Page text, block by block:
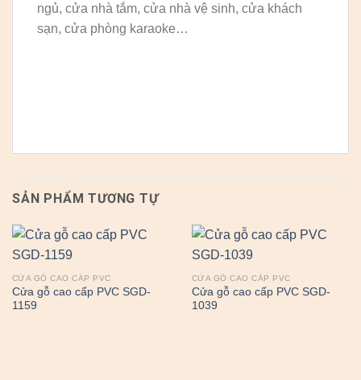
ngủ, cửa nhà tắm, cửa nhà vệ sinh, cửa khách
sạn, cửa phòng karaoke…
SẢN PHẨM TƯƠNG TỰ
CỬA GỖ CAO CẤP PVC
Cửa gỗ cao cấp PVC SGD-
1159
CỬA GỖ CAO CẤP PVC
Cửa gỗ cao cấp PVC SGD-
1039